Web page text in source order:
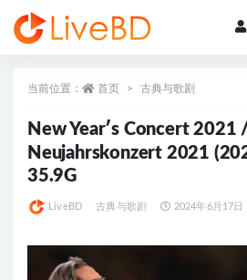
当前位置： 首页 古典与歌剧
New Year′s Concert 2021 /
Neujahrskonzert 2021
35.9G
LiveBD 古典与歌剧 2024年6月17日